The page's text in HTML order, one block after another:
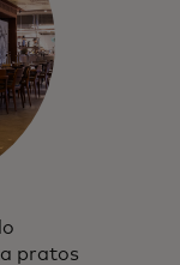
pratos